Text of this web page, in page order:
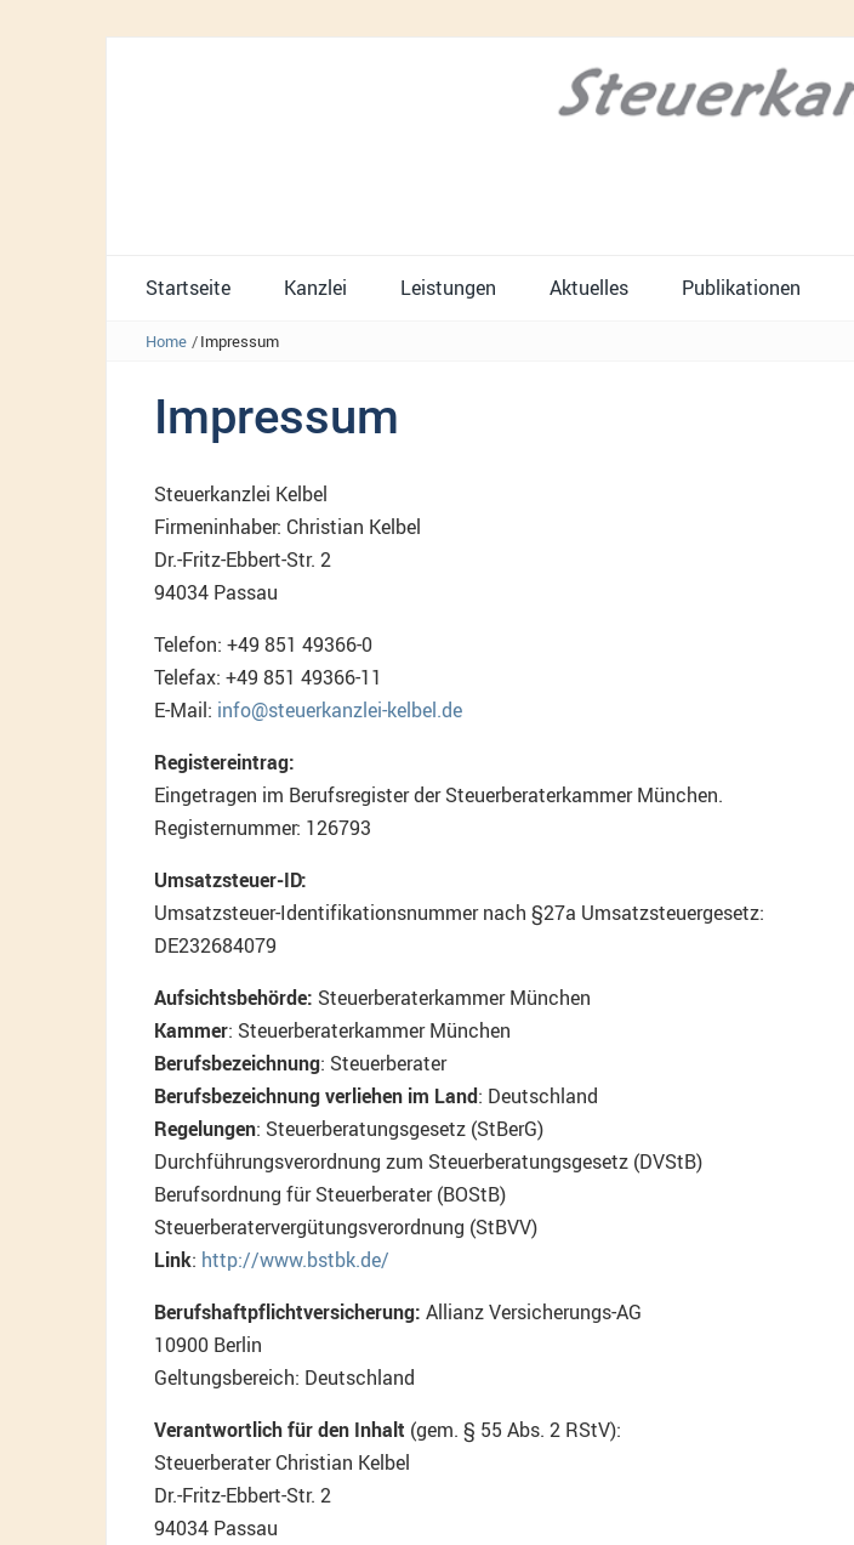
Startseite Kanzlei Leistungen Aktuelles Publikationen
Home /Impressum
Impressum
Steuerkanzlei Kelbel
Firmeninhaber: Christian Kelbel
Dr.-Fritz-Ebbert-Str. 2
94034 Passau
Telefon: +49 851 49366-0
Telefax: +49 851 49366-11
E-Mail: info@steuerkanzlei-kelbel.de
Registereintrag:
Eingetragen im Berufsregister der Steuerberaterkammer München.
Registernummer: 126793
Umsatzsteuer-ID:
Umsatzsteuer-Identifikationsnummer nach §27a Umsatzsteuergesetz:
DE232684079
Aufsichtsbehörde: Steuerberaterkammer München
Kammer: Steuerberaterkammer München
Berufsbezeichnung: Steuerberater
Berufsbezeichnung verliehen im Land: Deutschland
Regelungen: Steuerberatungsgesetz (StBerG)
Durchführungsverordnung zum Steuerberatungsgesetz (DVStB)
Berufsordnung für Steuerberater (BOStB)
Steuerberatervergütungsverordnung (StBVV)
Link: http://www.bstbk.de/
Berufshaftpflichtversicherung: Allianz Versicherungs-AG
10900 Berlin
Geltungsbereich: Deutschland
Verantwortlich für den Inhalt (gem. § 55 Abs. 2 RStV):
Steuerberater Christian Kelbel
Dr.-Fritz-Ebbert-Str. 2
94034 Passau